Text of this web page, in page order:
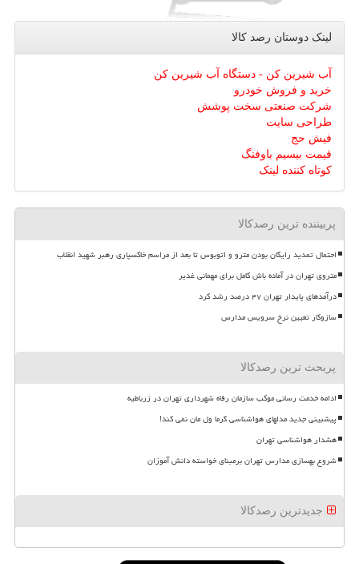
لینک دوستان رصد كالا
آب شیرین کن - دستگاه آب شیرین کن
خرید و فروش خودرو
شرکت صنعتی سخت پوشش
طراحی سایت
فیش حج
قیمت بیسیم باوفنگ
کوتاه کننده لینک
پربیننده ترین رصدکالا
احتمال تمدید رایگان بودن مترو و اتوبوس تا بعد از مراسم خاکسپاری رهبر شهید انقلاب
متروی تهران در آماده باش کامل برای مهمانی غدیر
درآمدهای پایدار تهران ۴۷ درصد رشد کرد
سازوکار تعیین نرخ سرویس مدارس
پربحث ترین رصدکالا
ادامه خدمت رسانی موکب سازمان رفاه شهرداری تهران در زرباطیه
پیشبینی جدید مدلهای هواشناسی گرما ول مان نمی کند!
هشدار هواشناسی تهران
شروع بهسازی مدارس تهران برمبنای خواسته دانش آموزان
جدیدترین رصدکالا